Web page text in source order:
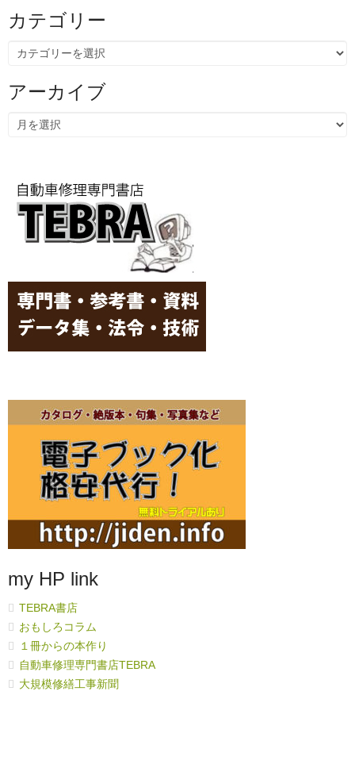
カテゴリー
テ
リ
ー
アーカイブ
ー
my HP link
TEBRA書店
おもしろコラム
１冊からの本作り
自動車修理専門書店TEBRA
大規模修繕工事新聞